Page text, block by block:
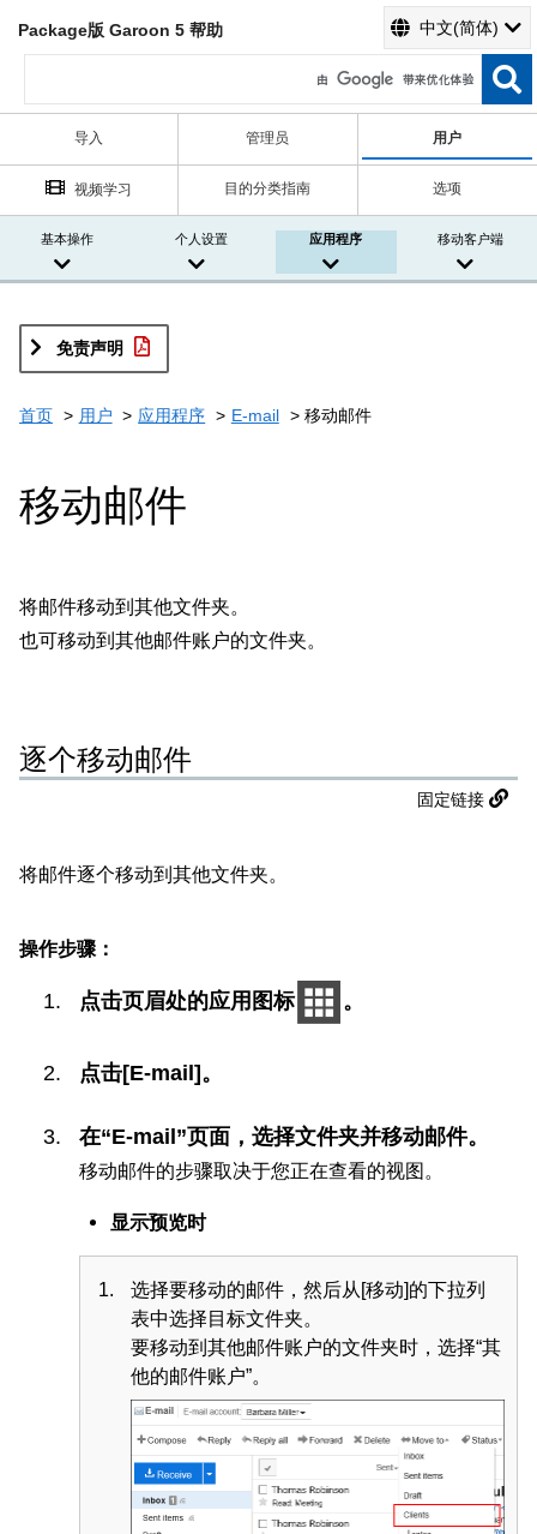
Package版 Garoon 5 帮助 中文(简体)
导入 管理员 用户
视频学习 目的分类指南 选项
基本操作 个人设置 应用程序 移动客户端
免责声明
首页 用户 应用程序 E-mail 移动邮件
移动邮件
将邮件移动到其他文件夹。
也可移动到其他邮件账户的文件夹。
逐个移动邮件
固定链接
将邮件逐个移动到其他文件夹。
操作步骤：
点击页眉处的应用图标 。
点击[E-mail]。
在“E-mail”页面，选择文件夹并移动邮件。
移动邮件的步骤取决于您正在查看的视图。
显示预览时
选择要移动的邮件，然后从[移动]的下拉列
表中选择目标文件夹。
要移动到其他邮件账户的文件夹时，选择“其
他的邮件账户”。